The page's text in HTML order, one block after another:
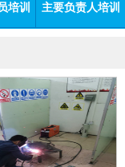
培训 主要负责人培训